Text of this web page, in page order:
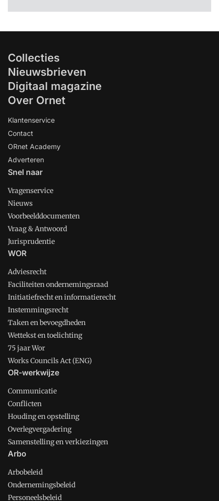
Collecties
Nieuwsbrieven
Digitaal magazine
Over Ornet
Klantenservice
Contact
ORnet Academy
Adverteren
Snel naar
Vragenservice
Nieuws
Voorbeelddocumenten
Vraag & Antwoord
Jurisprudentie
WOR
Adviesrecht
Faciliteiten ondernemingsraad
Initiatiefrecht en informatierecht
Instemmingsrecht
Taken en bevoegdheden
Wettekst en toelichting
75 jaar Wor
Works Councils Act (ENG)
OR-werkwijze
Communicatie
Conflicten
Houding en opstelling
Overlegvergadering
Samenstelling en verkiezingen
Arbo
Arbobeleid
Ondernemingsbeleid
Personeelsbeleid